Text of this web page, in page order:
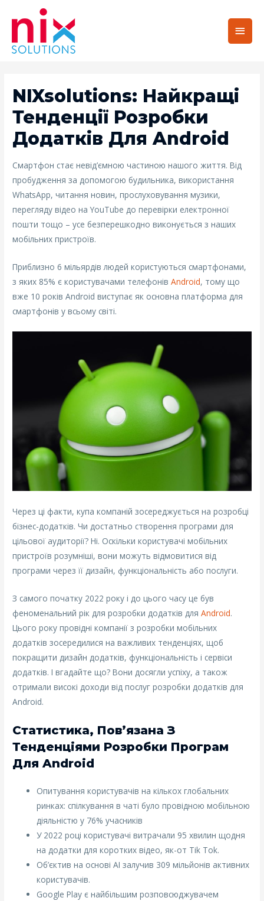
Main
NIXsolutions: Найкращі
Тенденції Розробки
Додатків Для Android
Смартфон стає невід’ємною частиною нашого життя. Від
пробудження за допомогою будильника, використання
WhatsApp, читання новин, прослуховування музики,
перегляду відео на YouTube до перевірки електронної
пошти тощо – усе безперешкодно виконується з наших
мобільних пристроїв.
Приблизно 6 мільярдів людей користуються смартфонами,
з яких 85% є користувачами телефонівAndroid, тому що
вже 10 років Android виступає як основна платформа для
смартфонів у всьому світі.
Через ці факти, купа компаній зосереджується на розробці
бізнес-додатків. Чи достатньо створення програми для
цільової аудиторії? Ні. Оскільки користувачі мобільних
пристроїв розумніші, вони можуть відмовитися від
програми через її дизайн, функціональність або послуги.
З самого початку 2022 року і до цього часу це був
феноменальний рік для розробки додатків дляAndroid.
Цього року провідні компанії з розробки мобільних
додатків зосередилися на важливих тенденціях, щоб
покращити дизайн додатків, функціональність і сервіси
додатків. І вгадайте що? Вони досягли успіху, а також
отримали високі доходи від послуг розробки додатків для
Android.
Статистика, Пов’язана З
Тенденціями Розробки Програм
Для Android
Опитування користувачів на кількох глобальних
ринках: спілкування в чаті було провідною мобільною
діяльністю у 76% учасників
У 2022 році користувачі витрачали 95 хвилин щодня
на додатки для коротких відео, як-от Тik Тok.
Об’єктив на основі AI залучив 309 мільйонів активних
користувачів.
Google Play є найбільшим розповсюджувачем